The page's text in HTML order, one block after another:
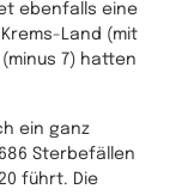
ebenfalls eine
Land (mit
7) hatten
ein ganz
Sterbefällen
führt. Die